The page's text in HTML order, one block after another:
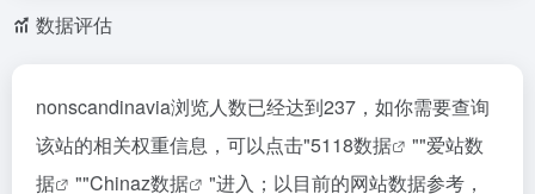
数据评估
nonscandinavia浏览人数已经达到237，如你需要查询
该站的相关权重信息，可以点击"5118数据 ""爱站数
据
""Chinaz数据
"进入；以目前的网站数据参考，